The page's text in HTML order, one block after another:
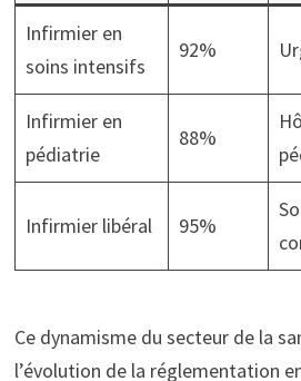
Infirmier en
soins intensifs
92%
Infirmier en
pédiatrie
88%
Infirmier libéral 95%
Ce dynamisme du secteur de la
l’évolution de la réglementation